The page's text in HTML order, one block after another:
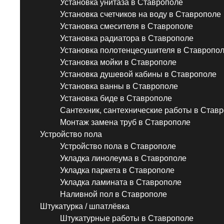
Установка унитаза в Ставрополе
Установка счетчиков на воду в Ставрополе
Установка смесителя в Ставрополе
Установка радиатора в Ставрополе
Установка полотенцесушителя в
Установка мойки в Ставрополе
Установка душевой кабины в Ставрополе
Установка ванны в Ставрополе
Установка биде в Ставрополе
Сантехник, сантехнические работы в
Монтаж замена труб в Ставрополе
Устройство пола
Устройство пола в Ставрополе
Укладка линолеума в Ставрополе
Укладка паркета в Ставрополе
Укладка ламината в Ставрополе
Наливной пол в Ставрополе
Штукатурка / шпатлёвка
Штукатурные работы в Ставрополе